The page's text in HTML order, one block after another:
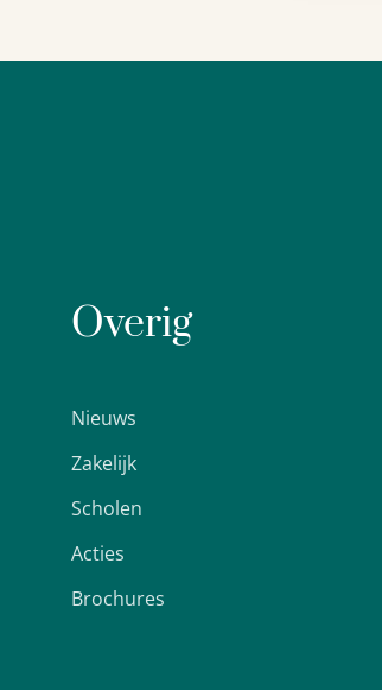
Overig
Nieuws
Zakelijk
Scholen
Acties
Brochures